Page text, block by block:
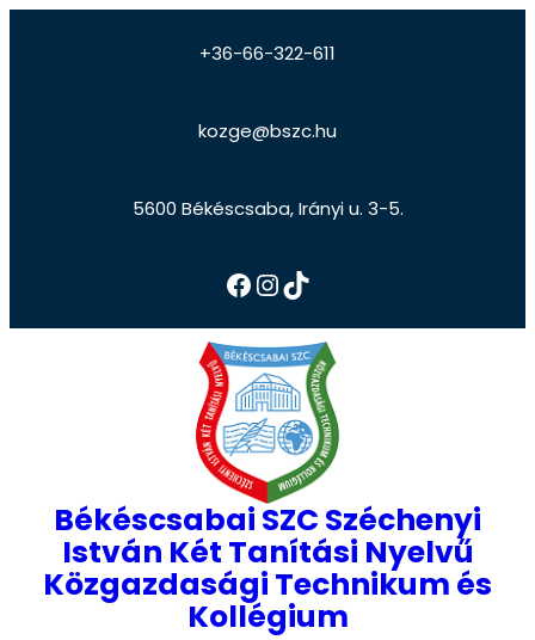
+36-66-322-611
kozge@bszc.hu
5600 Békéscsaba, Irányi u. 3-5.
Békéscsabai SZC Széchenyi
István Két Tanítási Nyelvű
Közgazdasági Technikum és
Kollégium